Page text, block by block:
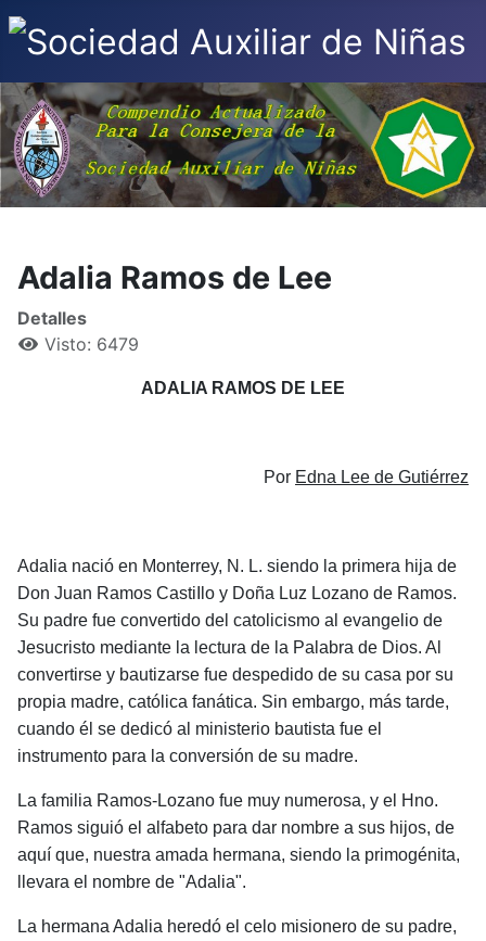
Adalia Ramos de Lee
Detalles
Visto: 6479
ADALIA RAMOS DE LEE
Por Edna Lee de Gutiérrez
AdaIia nació en Monterrey, N. L. siendo la primera hi­ja de
Don Juan Ramos CastiIlo y Doña Luz Lozano de Ramos.
Su padre fue convertido del catolicismo al evange­lio de
Jesucristo mediante la lectura de la Palabra de Dios. Al
convertirse y bautizarse fue despedido de su casa por su
propia madre, católica fanática. Sin embar­go, más tarde,
cuando él se dedicó al ministerio bautis­ta fue el
instrumento para la conversión de su madre.
La familia Ramos-Lozano fue muy numerosa, y el Hno.
Ramos siguió el alfabeto para dar nombre a sus hijos, de
aquí que, nuestra amada hermana, siendo la primogénita,
llevara el nombre de "Adalia".
La hermana Adalia heredó el celo misionero de su padre,